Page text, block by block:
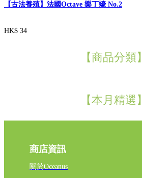
【古法養殖】法國Octave 樂丁蠔 No.2
HK$ 34
【商品分類】
【本月精選】
商店資訊
關於Oceanus